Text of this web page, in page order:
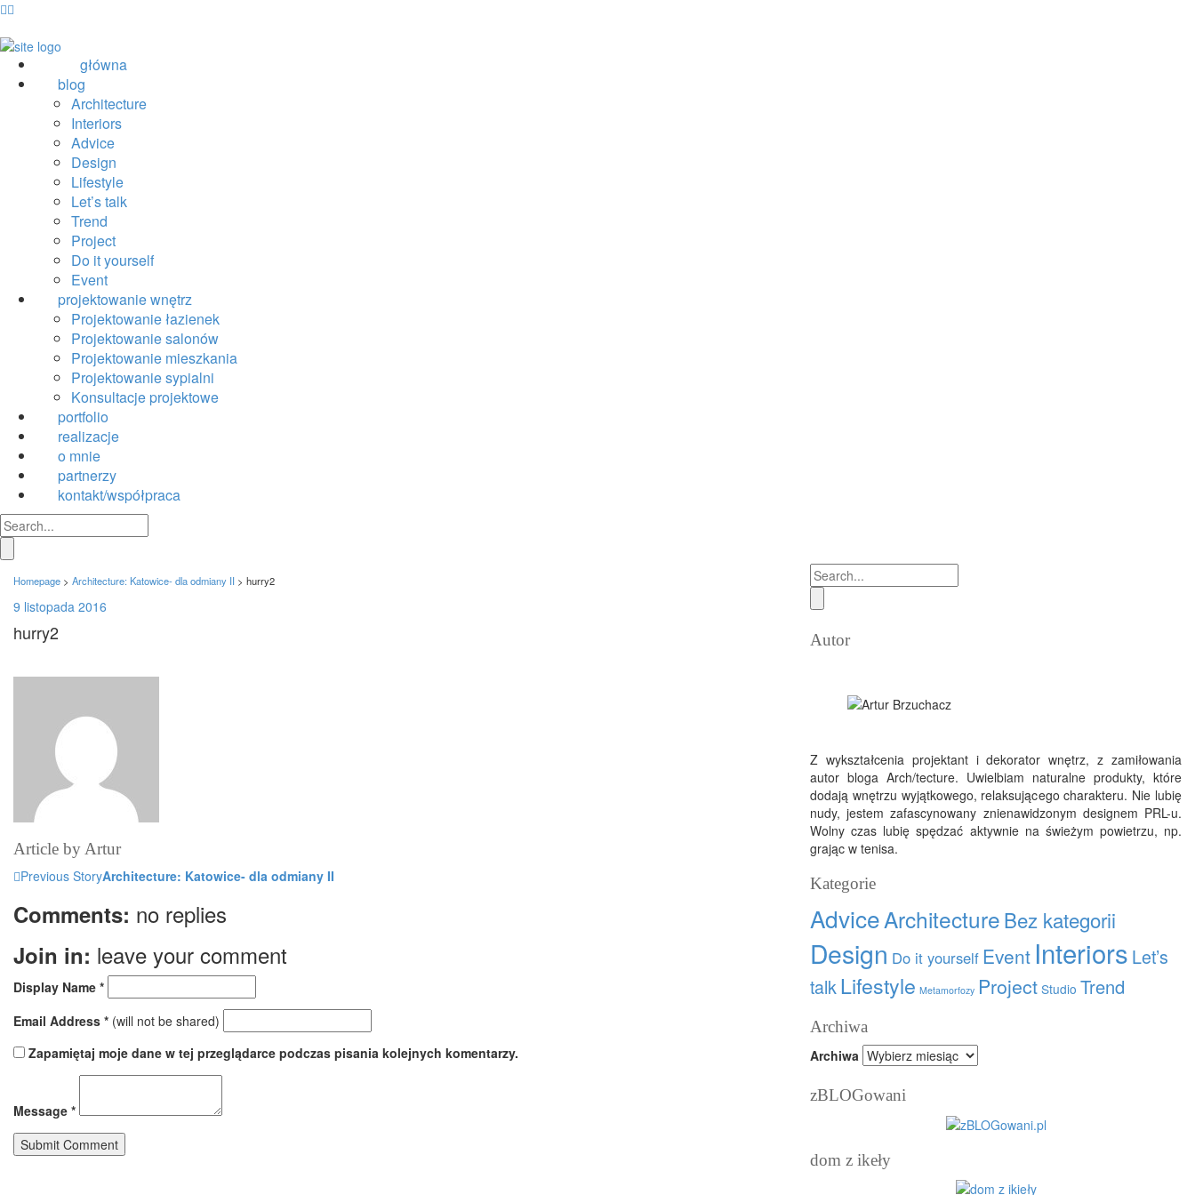
główna
blog
Architecture
Interiors
Advice
Design
Lifestyle
Let’s talk
Trend
Project
Do it yourself
Event
projektowanie wnętrz
Projektowanie łazienek
Projektowanie salonów
Projektowanie mieszkania
Projektowanie sypialni
Konsultacje projektowe
portfolio
realizacje
o mnie
partnerzy
kontakt/współpraca
Homepage > Architecture: Katowice- dla odmiany II > hurry2
9 listopada 2016
hurry2
Article byArtur
Previous StoryArchitecture: Katowice- dla odmiany II
Comments: no replies
Join in: leave your comment
Display Name *
Email Address * (will not be shared)
Zapamiętaj moje dane w tej przeglądarce podczas pisania kolejnych komentarzy.
Message *
Autor
Z wykształcenia projektant i dekorator wnętrz, z zamiłowania
autor bloga Arch/tecture. Uwielbiam naturalne produkty, które
dodają wnętrzu wyjątkowego, relaksującego charakteru. Nie lubię
nudy, jestem zafascynowany znienawidzonym designem PRL-u.
Wolny czas lubię spędzać aktywnie na świeżym powietrzu, np.
grając w tenisa.
Kategorie
AdviceArchitectureBez kategorii
Design Do it yourself Event Interiors Let’s
talkLifestyle Metamorfozy Project Studio Trend
Archiwa
Archiwa
zBLOGowani
dom z ikeły